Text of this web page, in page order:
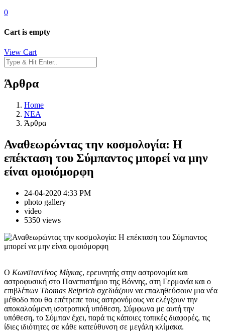
0
Cart is empty
View Cart
Άρθρα
Home
NEA
Άρθρα
Αναθεωρώντας την κοσμολογία: Η
επέκταση του Σύμπαντος μπορεί να μην
είναι ομοιόμορφη
24-04-2020 4:33 PM
photo gallery
video
5350 views
Ο Κωνσταντίνος Μίγκας, ερευνητής στην αστρονομία και
αστροφυσική στο Πανεπιστήμιο της Βόννης, στη Γερμανία και ο
επιβλέπων Thomas Reiprich σχεδιάζουν να επαληθεύσουν μια νέα
μέθοδο που θα επέτρεπε τους αστρονόμους να ελέγξουν την
αποκαλούμενη ισοτροπική υπόθεση. Σύμφωνα με αυτή την
υπόθεση, το Σύμπαν έχει, παρά τις κάποιες τοπικές διαφορές, τις
ίδιες ιδιότητες σε κάθε κατεύθυνση σε μεγάλη κλίμακα.